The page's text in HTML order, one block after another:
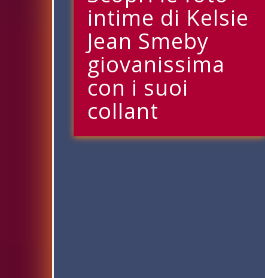
intime di Kelsie
Jean Smeby
giovanissima
con i suoi
collant